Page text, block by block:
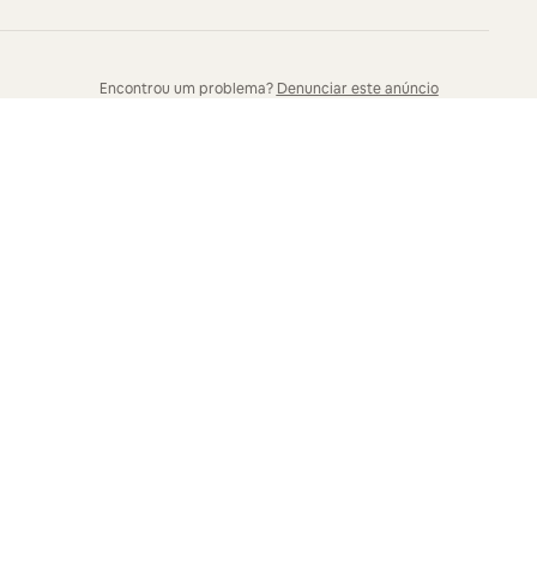
Encontrou um problema? Denunciar este anúncio